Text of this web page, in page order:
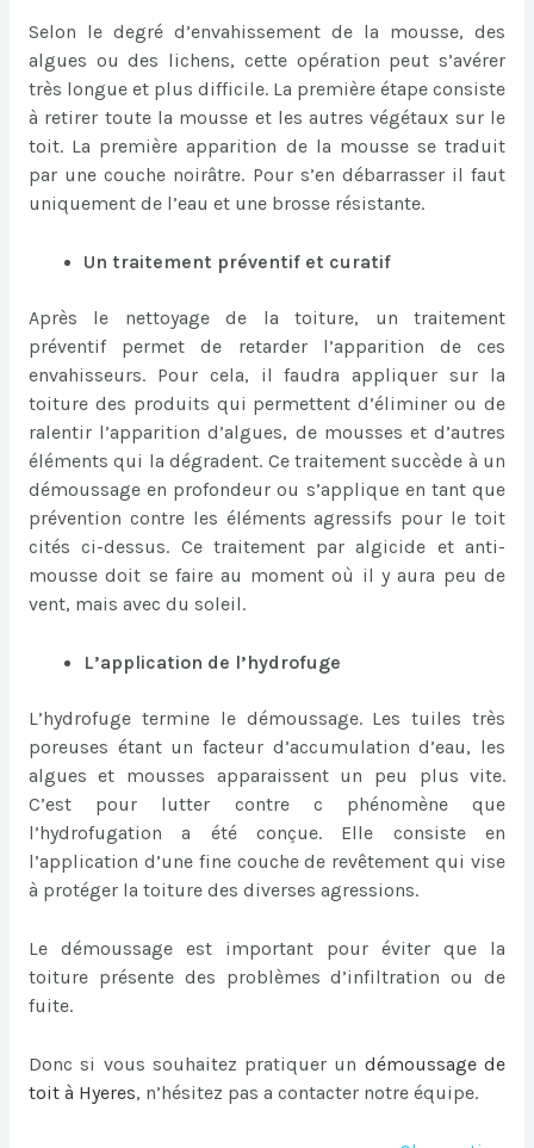
Selon le degré d’envahissement de la mousse, des
algues ou des lichens, cette opération peut s’avérer
très longue et plus difficile. La première étape consiste
à retirer toute la mousse et les autres végétaux sur le
toit. La première apparition de la mousse se traduit
par une couche noirâtre. Pour s’en débarrasser il faut
uniquement de l’eau et une brosse résistante.
Un traitement préventif et curatif
Après le nettoyage de la toiture, un traitement
préventif permet de retarder l’apparition de ces
envahisseurs. Pour cela, il faudra appliquer sur la
toiture des produits qui permettent d’éliminer ou de
ralentir l’apparition d’algues, de mousses et d’autres
éléments qui la dégradent. Ce traitement succède à un
démoussage en profondeur ou s’applique en tant que
prévention contre les éléments agressifs pour le toit
cités ci-dessus. Ce traitement par algicide et anti-
mousse doit se faire au moment où il y aura peu de
vent, mais avec du soleil.
L’application de l’hydrofuge
L’hydrofuge termine le démoussage. Les tuiles très
poreuses étant un facteur d’accumulation d’eau, les
algues et mousses apparaissent un peu plus vite.
C’est pour lutter contre c phénomène que
l’hydrofugation a été conçue. Elle consiste en
l’application d’une fine couche de revêtement qui vise
à protéger la toiture des diverses agressions.
Le démoussage est important pour éviter que la
toiture présente des problèmes d’infiltration ou de
fuite.
Donc si vous souhaitez pratiquer un démoussage de
toit à Hyeres, n’hésitez pas a contacter notre équipe.